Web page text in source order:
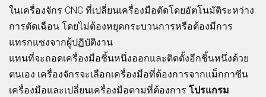
ในเครื่องจักร CNC ที่เปลี่ยนเครื่องมือตัดโดยอัตโนมัติระหว่าง
การตัดเฉือน โดยไม่ต้องหยุดกระบวนการหรือต้องมีการ
แทรกแซงจากผู้ปฏิบัติงาน
แทนที่จะถอดเครื่องมือชิ้นหนึ่งออกและติดตั้งอีกชิ้นหนึ่งด้วย
ตนเอง เครื่องจักรจะเลือกเครื่องมือที่ต้องการจากแม็กกาซีน
เครื่องมือและเปลี่ยนเครื่องมือตามที่ต้องการ โปรแกรม